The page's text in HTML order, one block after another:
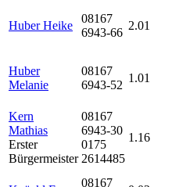
Huber Heike
08167
6943-66
2.01
Huber
Melanie
08167
6943-52
1.01
Kern
Mathias
Erster
Bürgermeister
08167
6943-30
0175
2614485
1.16
08167